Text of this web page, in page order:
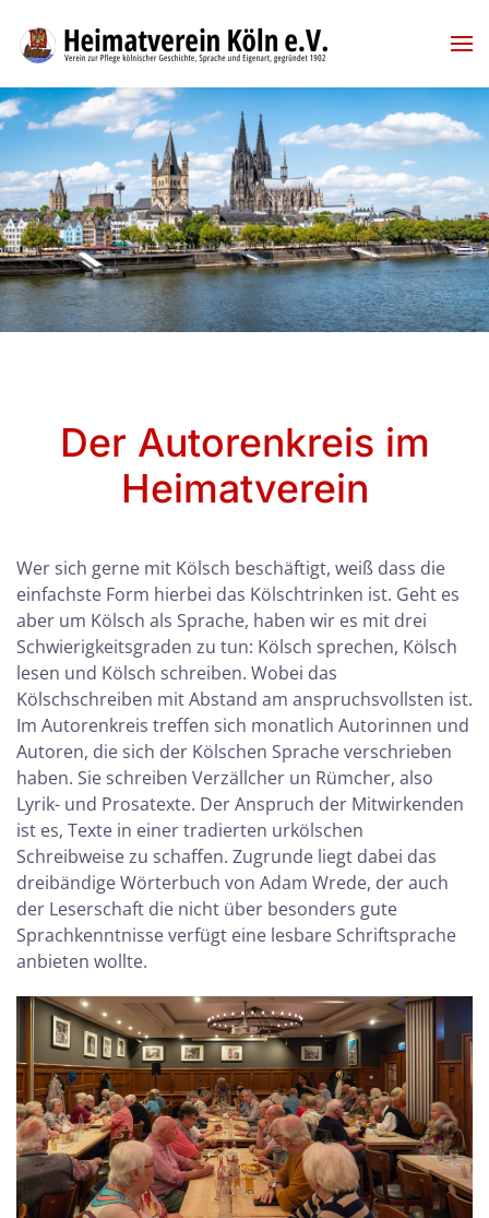
Skip to main content
Der Autorenkreis im
Heimatverein
Wer sich gerne mit Kölsch beschäftigt, weiß dass die
einfachste Form hierbei das Kölschtrinken ist. Geht es
aber um Kölsch als Sprache, haben wir es mit drei
Schwierigkeitsgraden zu tun: Kölsch sprechen, Kölsch
lesen und Kölsch schreiben. Wobei das
Kölschschreiben mit Abstand am anspruchsvollsten ist.
Im Autorenkreis treffen sich monatlich Autorinnen und
Autoren, die sich der Kölschen Sprache verschrieben
haben. Sie schreiben Verzällcher un Rümcher, also
Lyrik- und Prosatexte. Der Anspruch der Mitwirkenden
ist es, Texte in einer tradierten urkölschen
Schreibweise zu schaffen. Zugrunde liegt dabei das
dreibändige Wörterbuch von Adam Wrede, der auch
der Leserschaft die nicht über besonders gute
Sprachkenntnisse verfügt eine lesbare Schriftsprache
anbieten wollte.